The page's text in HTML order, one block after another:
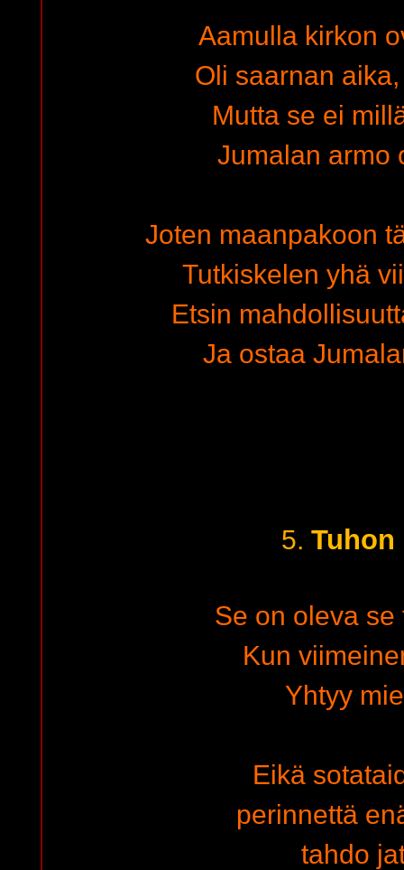
Aamulla kirkon
Oli saarnan
Mutta se ei
Jumalan armo
Joten maanpakoon
Tutkiskelen yhä
Etsin
Ja ostaa
5. Tuhon
Se on oleva
Kun
Yhtyy
Eikä
perinnettä
tahdo